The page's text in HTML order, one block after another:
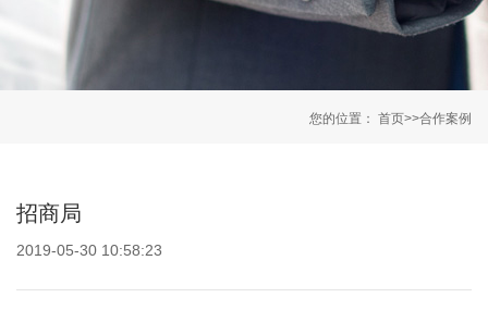
您的位置： 首页>>合作案例
招商局
2019-05-30 10:58:23